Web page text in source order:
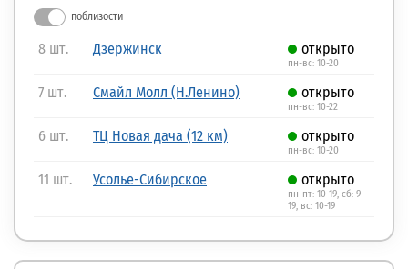
поблизости
8 шт. Дзержинск открыто
пн-вс: 10-20
7 шт. Смайл Молл (Н.Ленино) открыто
пн-вс: 10-22
6 шт. ТЦ Новая дача (12 км) открыто
пн-вс: 10-20
11 шт. Усолье-Сибирское открыто
пн-пт: 10-19, сб: 9-
19, вс: 10-19